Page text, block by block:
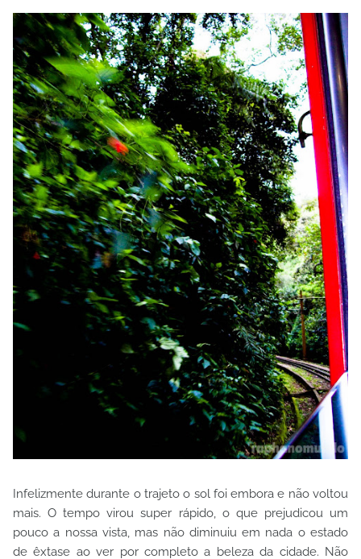
Infelizmente durante o trajeto o sol foi embora e não voltou
mais. O tempo virou super rápido, o que prejudicou um
pouco a nossa vista, mas não diminuiu em nada o estado
de êxtase ao ver por completo a beleza da cidade. Não